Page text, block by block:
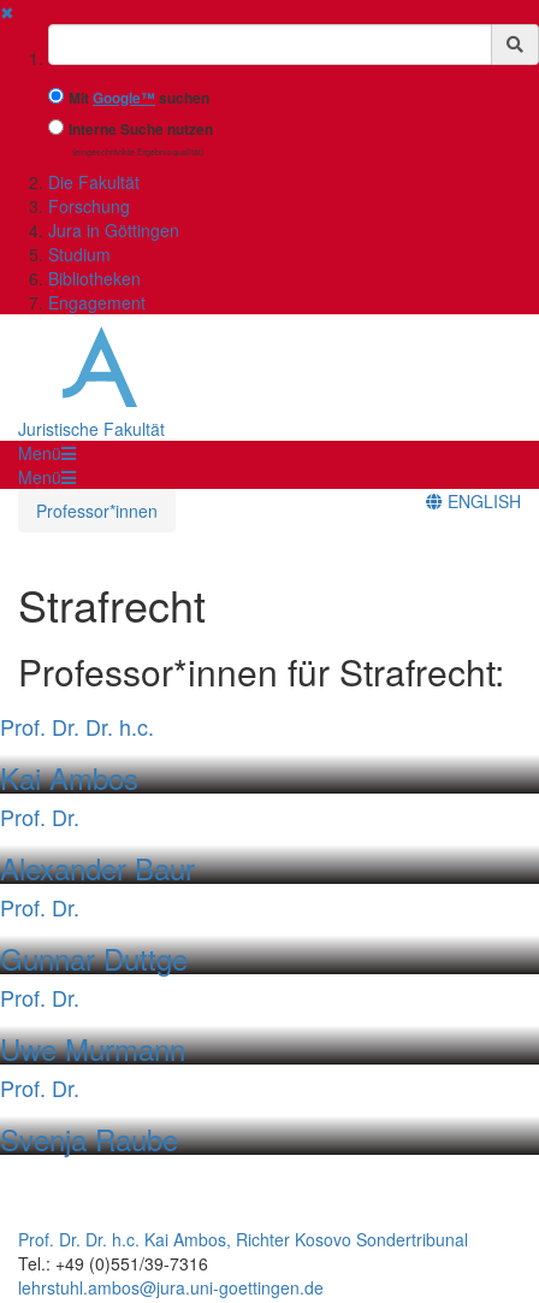
✖
Suchbegriff
MitGoogle™suchen
Interne Suche nutzen
(eingeschränkte Ergebnisqualität)
Die Fakultät
Forschung
Jura in Göttingen
Studium
Bibliotheken
Engagement
Juristische Fakultät
Menü
Menü
Professor*innen
ENGLISH
Strafrecht
Professor*innen für Strafrecht:
Prof. Dr. Dr. h.c.
Kai Ambos
Prof. Dr.
Alexander Baur
Prof. Dr.
Gunnar Duttge
Prof. Dr.
Uwe Murmann
Prof. Dr.
Svenja Raube
Prof. Dr. Dr. h.c. Kai Ambos, Richter Kosovo Sondertribunal
Tel.: +49 (0)551/39-7316
lehrstuhl.ambos@jura.uni-goettingen.de